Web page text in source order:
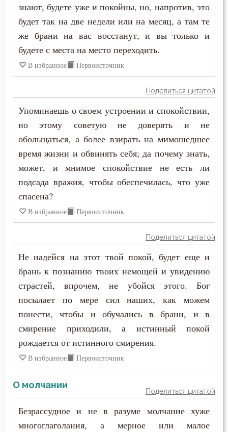
Смех
Смирение
Сон
Сострадание
Спасение
Спокойствие
Сребролюбие
Страсть
Страх
Страх Божий
Страх смерти
Стыд
Тело
знают, будете уже и покойны, но, напротив, это
будет так на две недели или на месяц, а там те
же брани на вас восстанут, и вы только и
будете с места на место переходить.
В избранное Первоисточник
Поделиться цитатой
Упоминаешь о своем устроении и спокойствии,
но этому советую не доверять и не
обольщаться, а более взирать на мимошедшее
время жизни и обвинять себя; да почему знать,
может, и мнимое спокойствие не есть ли
подсада вражия, чтобы обеспечилась, что уже
спасена?
В избранное Первоисточник
Поделиться цитатой
Не надейся на этот твой покой, будет еще и
брань к познанию твоих немощей и увидению
страстей, впрочем, не убойся этого. Бог
посылает по мере сил наших, как можем
понести, чтобы и обучались в брани, и в
смирение приходили, а истинный покой
рождается от истинного смирения.
В избранное Первоисточник
О молчании
Поделиться цитатой
Безрассудное и не в разуме молчание хуже
многоглаголания, а мерное или малое